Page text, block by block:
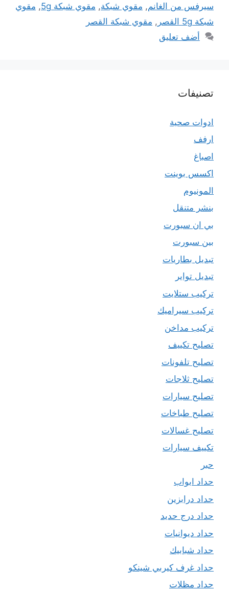
سيرفس من الغانم, مقوي شبكة, مقوي شبكة 5g , مقوي
شبكة 5g القصر
, مقوي شبكة القصر
أضف تعليق
تصنيفات
ادوات صحية
ارفف
اصباغ
اكسس بوينت
المونيوم
بنشر متنقل
بي ان سبورت
بين سبورت
تبديل بطاريات
تبديل تواير
تركيب ستلايت
تركيب سيراميك
تركيب مداخن
تصليح تكييف
تصليح تلفونات
تصليح ثلاجات
تصليح سيارات
تصليح طباخات
تصليح غسالات
تكييف سيارات
حبر
حداد ابواب
حداد درابزين
حداد درج حديد
حداد ديوانيات
حداد شبابيك
حداد غرف كيربي شينكو
حداد مظلات